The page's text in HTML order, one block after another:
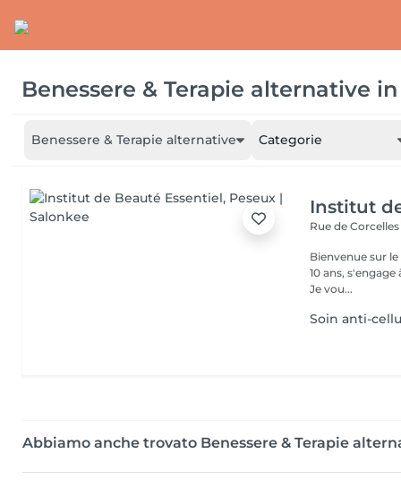
Benessere & Terapie alternative in
Benessere & Terapie alternative Categorie
Institut
Rue de
Bienvenue sur
10 ans,
Je vou...
Soin anti-
Abbiamo anche trovato Benessere & Terapie